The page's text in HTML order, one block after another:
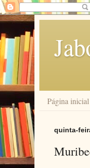
Página inicial
quinta-